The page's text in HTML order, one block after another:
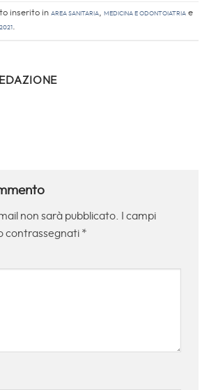
inserito in Area sanitaria, Medicina e Odontoiatria e
.
non sarà pubblicato.
I campi
contrassegnati *